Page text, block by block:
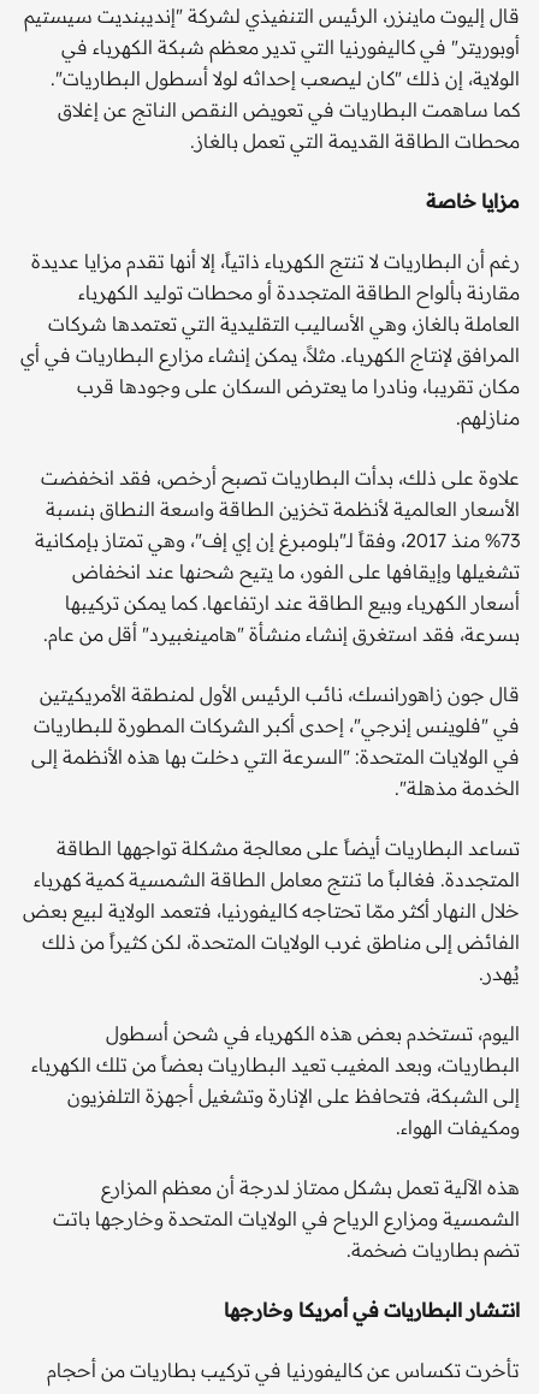
قال إليوت ماينزر، الرئيس التنفيذي لشركة "إنديبنديت سيستيم
أوبوريتر" في كاليفورنيا التي تدير معظم شبكة الكهرباء في
الولاية، إن ذلك "كان ليصعب إحداثه لولا أسطول البطاريات".
كما ساهمت البطاريات في تعويض النقص الناتج عن إغلاق
محطات الطاقة القديمة التي تعمل بالغاز.
مزايا خاصة
رغم أن البطاريات لا تنتج الكهرباء ذاتياً، إلا أنها تقدم مزايا عديدة
مقارنة بألواح الطاقة المتجددة أو محطات توليد الكهرباء
العاملة بالغاز، وهي الأساليب التقليدية التي تعتمدها شركات
المرافق لإنتاج الكهرباء. مثلاً، يمكن إنشاء مزارع البطاريات في أي
مكان تقريبا، ونادرا ما يعترض السكان على وجودها قرب
منازلهم.
علاوة على ذلك، بدأت البطاريات تصبح أرخص، فقد انخفضت
الأسعار العالمية لأنظمة تخزين الطاقة واسعة النطاق بنسبة
73% منذ 2017، وفقاً لـ"بلومبرغ إن إي إف"، وهي تمتاز بإمكانية
تشغيلها وإيقافها على الفور، ما يتيح شحنها عند انخفاض
أسعار الكهرباء وبيع الطاقة عند ارتفاعها. كما يمكن تركيبها
بسرعة، فقد استغرق إنشاء منشأة "هامينغبيرد" أقل من عام.
قال جون زاهورانسك، نائب الرئيس الأول لمنطقة الأمريكيتين
في "فلوينس إنرجي"، إحدى أكبر الشركات المطورة للبطاريات
في الولايات المتحدة: "السرعة التي دخلت بها هذه الأنظمة إلى
الخدمة مذهلة".
تساعد البطاريات أيضاً على معالجة مشكلة تواجهها الطاقة
المتجددة. فغالباً ما تنتج معامل الطاقة الشمسية كمية كهرباء
خلال النهار أكثر ممّا تحتاجه كاليفورنيا، فتعمد الولاية لبيع بعض
الفائض إلى مناطق غرب الولايات المتحدة، لكن كثيراً من ذلك
يُهدر.
اليوم، تستخدم بعض هذه الكهرباء في شحن أسطول
البطاريات، وبعد المغيب تعيد البطاريات بعضاً من تلك الكهرباء
إلى الشبكة، فتحافظ على الإنارة وتشغيل أجهزة التلفزيون
ومكيفات الهواء.
هذه الآلية تعمل بشكل ممتاز لدرجة أن معظم المزارع
الشمسية ومزارع الرياح في الولايات المتحدة وخارجها باتت
تضم بطاريات ضخمة.
انتشار البطاريات في أمريكا وخارجها
تأخرت تكساس عن كاليفورنيا في تركيب بطاريات من أحجام